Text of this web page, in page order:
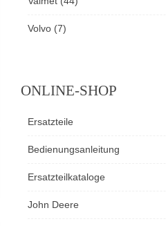
Volvo (7)
ONLINE-SHOP
Ersatzteile
Bedienungsanleitung
Ersatzteilkataloge
John Deere